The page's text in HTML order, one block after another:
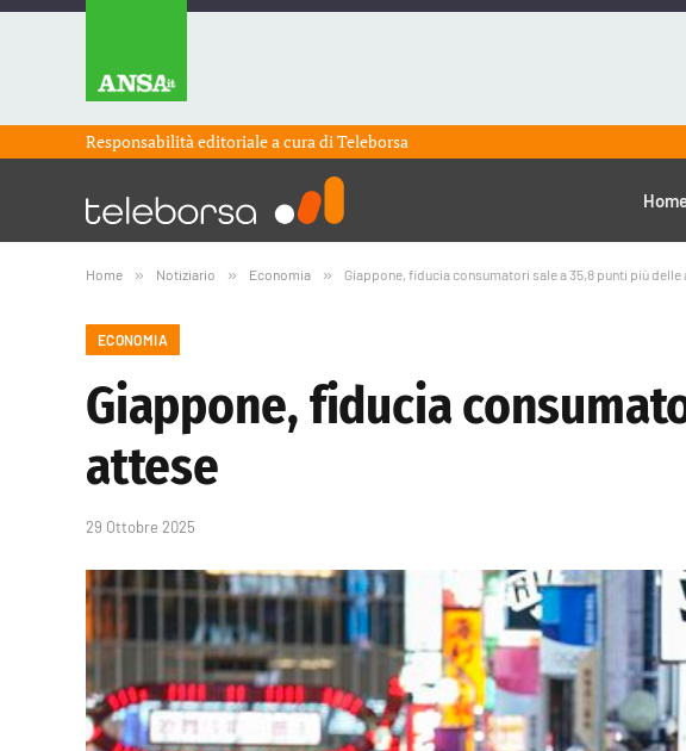
Responsabilità editoriale a cura diTeleborsa
Home » Notiziario » Economia » Giappone, fiducia consumatori sale a 35,8 punti più delle
ECONOMIA
Giappone, fiducia
attese
29 Ottobre 2025